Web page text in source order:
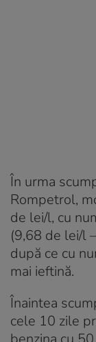
În urma
Rompetrol,
de lei/l, cu
(9,68 de lei/l
după ce cu
mai ieftină.
Înaintea
cele 10 zile